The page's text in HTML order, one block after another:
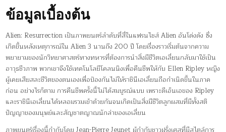
ข้อมูลเบื้องต้น
Alien: Resurrection เป็นภาพยนตร์ลำดับที่สี่ในแฟรนไชส์ Alien อันโด่งดัง ซึ่ง
เกิดขึ้นหลังเหตุการณ์ใน Alien 3 นานถึง 200 ปี โดยเรื่องราวเริ่มต้นจากความ
พยายามของนักวิทยาศาสตร์ทางทหารที่ต้องการนำสิ่งมีชีวิตเอเลี่ยนกลับมาใช้เป็น
อาวุธชีวภาพ พวกเขาจึงใช้เทคโนโลยีโคลนนิงเพื่อคืนชีพให้กับ Ellen Ripley หญิง
ผู้เคยเสียสละชีวิตของตนเองเพื่อป้องกันไม่ให้ราชินีเอเลี่ยนถือกำเนิดขึ้นในภาค
ก่อน อย่างไรก็ตาม การคืนชีพครั้งนี้ไม่ได้สมบูรณ์แบบ เพราะดีเอ็นเอของ Ripley
และราชินีเอเลี่ยนได้หลอมรวมเข้าด้วยกันจนเกิดเป็นสิ่งมีชีวิตลูกผสมที่มีทั้งสติ
ปัญญาของมนุษย์และสัญชาตญาณนักล่าของเอเลี่ยน